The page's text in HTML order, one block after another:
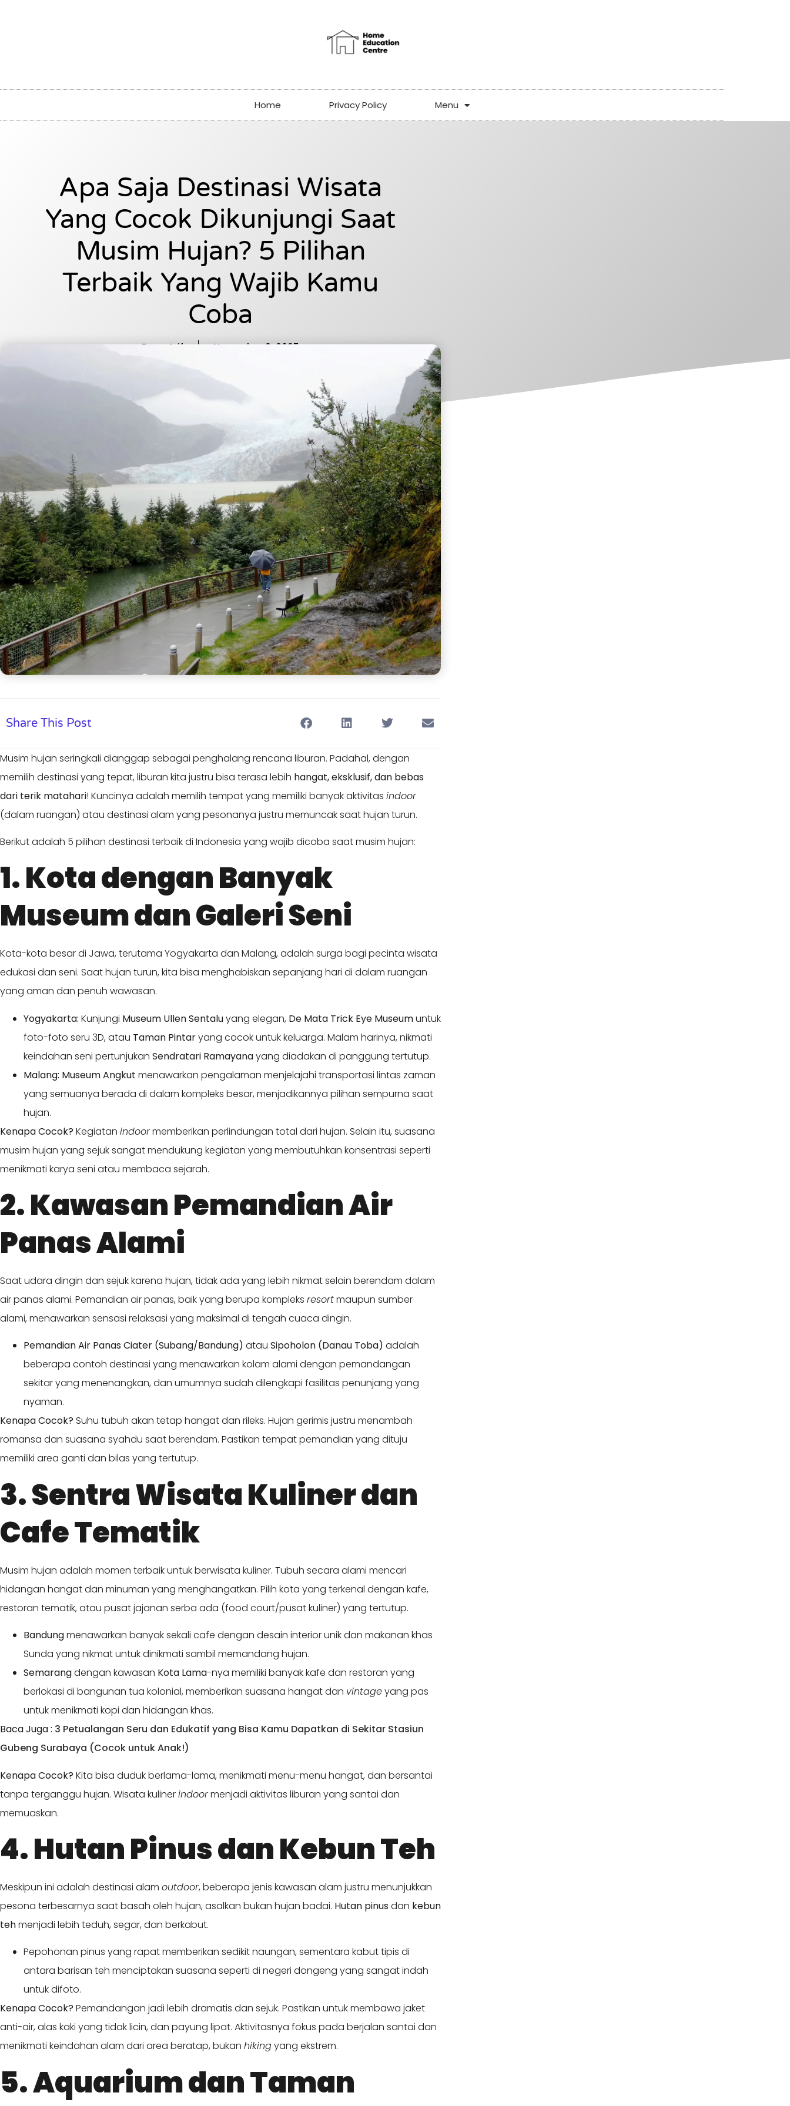
Home Privacy Policy Menu
Apa Saja Destinasi Wisata
Yang Cocok Dikunjungi Saat
Musim Hujan? 5 Pilihan
Terbaik Yang Wajib Kamu
Coba
Dee_Arif November 9, 2025
Share This Post
Musim hujan seringkali dianggap sebagai penghalang rencana liburan. Padahal, dengan
memilih destinasi yang tepat, liburan kita justru bisa terasa lebih hangat, eksklusif, dan bebas
dari terik matahari! Kuncinya adalah memilih tempat yang memiliki banyak aktivitas indoor
(dalam ruangan) atau destinasi alam yang pesonanya justru memuncak saat hujan turun.
Berikut adalah 5 pilihan destinasi terbaik di Indonesia yang wajib dicoba saat musim hujan:
1. Kota dengan Banyak
Museum dan Galeri Seni
Kota-kota besar di Jawa, terutama Yogyakarta dan Malang, adalah surga bagi pecinta wisata
edukasi dan seni. Saat hujan turun, kita bisa menghabiskan sepanjang hari di dalam ruangan
yang aman dan penuh wawasan.
Yogyakarta: Kunjungi Museum Ullen Sentaluyang elegan, De Mata Trick Eye Museumuntuk
foto-foto seru 3D, atau Taman Pintaryang cocok untuk keluarga. Malam harinya, nikmati
keindahan seni pertunjukan Sendratari Ramayanayang diadakan di panggung tertutup.
Malang: Museum Angkut menawarkan pengalaman menjelajahi transportasi lintas zaman
yang semuanya berada di dalam kompleks besar, menjadikannya pilihan sempurna saat
hujan.
Kenapa Cocok? Kegiatan indoormemberikan perlindungan total dari hujan. Selain itu, suasana
musim hujan yang sejuk sangat mendukung kegiatan yang membutuhkan konsentrasi seperti
menikmati karya seni atau membaca sejarah.
2. Kawasan Pemandian Air
Panas Alami
Saat udara dingin dan sejuk karena hujan, tidak ada yang lebih nikmat selain berendam dalam
air panas alami. Pemandian air panas, baik yang berupa kompleks resortmaupun sumber
alami, menawarkan sensasi relaksasi yang maksimal di tengah cuaca dingin.
Pemandian Air Panas Ciater (Subang/Bandung) atau Sipoholon (Danau Toba) adalah
beberapa contoh destinasi yang menawarkan kolam alami dengan pemandangan
sekitar yang menenangkan, dan umumnya sudah dilengkapi fasilitas penunjang yang
nyaman.
Kenapa Cocok? Suhu tubuh akan tetap hangat dan rileks. Hujan gerimis justru menambah
romansa dan suasana syahdu saat berendam. Pastikan tempat pemandian yang dituju
memiliki area ganti dan bilas yang tertutup.
3. Sentra Wisata Kuliner dan
Cafe Tematik
Musim hujan adalah momen terbaik untuk berwisata kuliner. Tubuh secara alami mencari
hidangan hangat dan minuman yang menghangatkan. Pilih kota yang terkenal dengan kafe,
restoran tematik, atau pusat jajanan serba ada (food court/pusat kuliner) yang tertutup.
Bandungmenawarkan banyak sekali cafe dengan desain interior unik dan makanan khas
Sunda yang nikmat untuk dinikmati sambil memandang hujan.
Semarangdengan kawasan Kota Lama-nya memiliki banyak kafe dan restoran yang
berlokasi di bangunan tua kolonial, memberikan suasana hangat dan vintageyang pas
untuk menikmati kopi dan hidangan khas.
Baca Juga : 3 Petualangan Seru dan Edukatif yang Bisa Kamu Dapatkan di Sekitar Stasiun
Gubeng Surabaya (Cocok untuk Anak!)
Kenapa Cocok? Kita bisa duduk berlama-lama, menikmati menu-menu hangat, dan bersantai
tanpa terganggu hujan. Wisata kulinerindoormenjadi aktivitas liburan yang santai dan
memuaskan.
4. Hutan Pinus dan Kebun Teh
Meskipun ini adalah destinasi alam outdoor, beberapa jenis kawasan alam justru menunjukkan
pesona terbesarnya saat basah oleh hujan, asalkan bukan hujan badai. Hutan pinusdan kebun
tehmenjadi lebih teduh, segar, dan berkabut.
Pepohonan pinus yang rapat memberikan sedikit naungan, sementara kabut tipis di
antara barisan teh menciptakan suasana seperti di negeri dongeng yang sangat indah
untuk difoto.
Kenapa Cocok? Pemandangan jadi lebih dramatis dan sejuk. Pastikan untuk membawa jaket
anti-air, alas kaki yang tidak licin, dan payung lipat. Aktivitasnya fokus pada berjalan santai dan
menikmati keindahan alam dari area beratap, bukan hikingyang ekstrem.
5. Aquarium dan Taman